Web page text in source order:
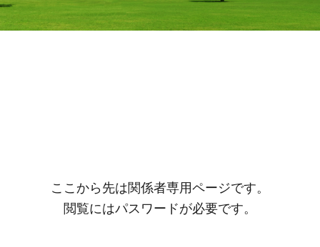
ここから先は関係者専用ページです。
閲覧にはパスワードが必要です。